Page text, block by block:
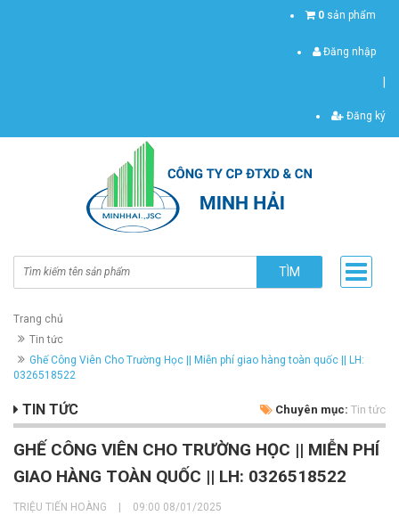
0 sản phẩm
Đăng nhập
Đăng ký
TÌM
Trang chủ
Tin tức
Ghế Công Viên Cho Trường Học || Miễn phí giao hàng toàn quốc || LH:
0326518522
TIN TỨC Chuyên mục: Tin tức
GHẾ CÔNG VIÊN CHO TRƯỜNG HỌC || MIỄN PHÍ
GIAO HÀNG TOÀN QUỐC || LH: 0326518522
TRIỆU TIẾN HOÀNG 09:00 08/01/2025